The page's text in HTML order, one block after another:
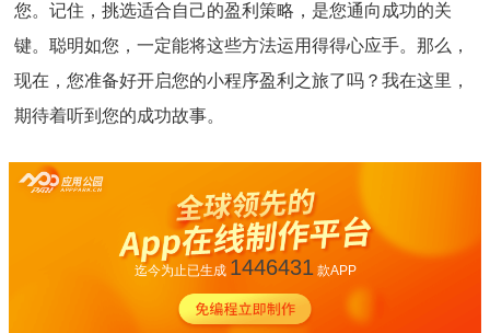
您。记住，挑选适合自己的盈利策略，是您通向成功的关
键。聪明如您，一定能将这些方法运用得得心应手。那么，
现在，您准备好开启您的小程序盈利之旅了吗？我在这里，
期待着听到您的成功故事。
迄今为止已生成 1446431款APP